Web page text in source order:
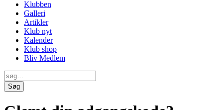
Klubben
Galleri
Artikler
Klub nyt
Kalender
Klub shop
Bliv Medlem
Søg